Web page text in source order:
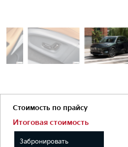
Стоимость по прайсу
Итоговая стоимость
Забронировать